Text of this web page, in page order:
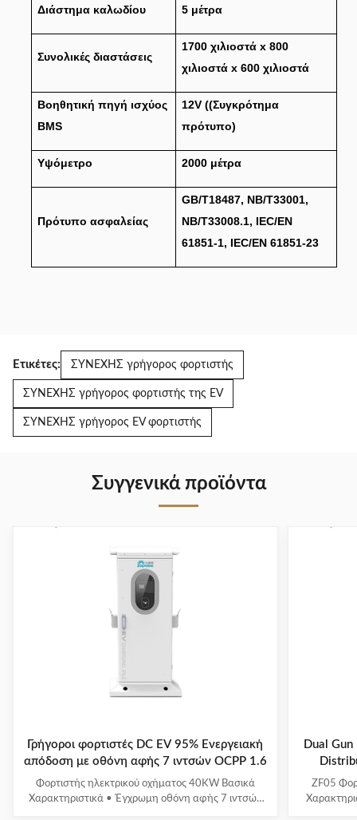
Διάστημα καλωδίου 5 μέτρα
Συνολικές διαστάσεις
1700 χιλιοστά x 800
χιλιοστά x 600 χιλιοστά
Βοηθητική πηγή ισχύος
BMS
12V ((Συγκρότημα
πρότυπο)
Υψόμετρο 2000 μέτρα
Πρότυπο ασφαλείας
GB/T18487, NB/T33001,
NB/T33008.1, IEC/EN
61851-1, IEC/EN 61851-23
Ετικέτες: ΣΥΝΕΧΗΣ γρήγορος φορτιστής
ΣΥΝΕΧΗΣ γρήγορος φορτιστής της EV
ΣΥΝΕΧΗΣ γρήγορος EV φορτιστής
Συγγενικά προϊόντα
Γρήγοροι φορτιστές DC EV 95% Ενεργειακή
απόδοση με οθόνη αφής 7 ιντσών OCPP 1.6
Φορτιστής ηλεκτρικού οχήματος 40KW Βασικά
Χαρακτηριστικά • Έγχρωμη οθόνη αφής 7 ιντσών
Dual
ZF05